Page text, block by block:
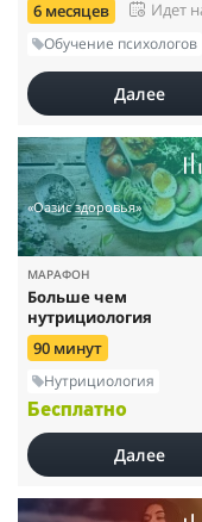
6 месяцев
Идет
Обучение психологов
Далее
«Оазис здоровья»
МАРАФОН
Больше чем
нутрициология
90 минут
Нутрициология
Бесплатно
Далее